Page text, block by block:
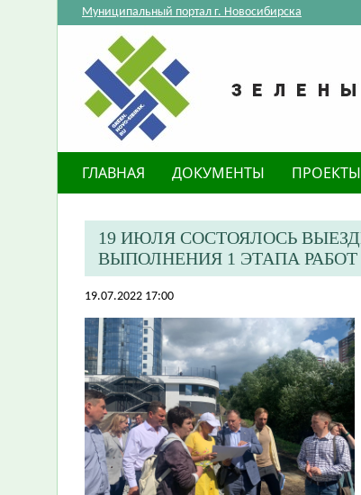
Муниципальный портал г. Новосибирска
ГЛАВНАЯ ДОКУМЕНТЫ ПРОЕКТЫ
19 ИЮЛЯ СОСТОЯЛОСЬ
ВЫПОЛНЕНИЯ 1 ЭТАПА
19.07.2022 17:00